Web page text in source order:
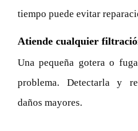
tiempo puede evitar
Atiende cualquier
Una pequeña gotera o
problema. Detectarla y
daños mayores.